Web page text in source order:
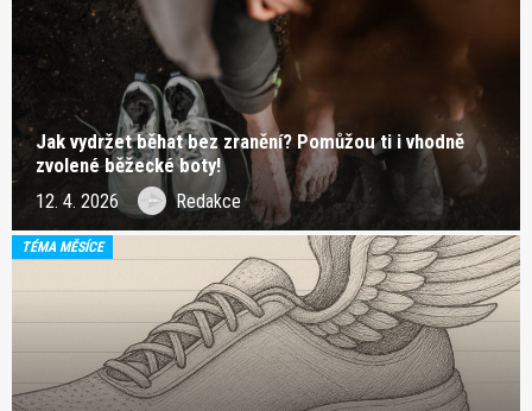
Jak vydržet běhat bez zranění? Pomůžou ti i vhodně
zvolené běžecké boty!
12. 4. 2026 Redakce
TÉMA MĚSÍCE